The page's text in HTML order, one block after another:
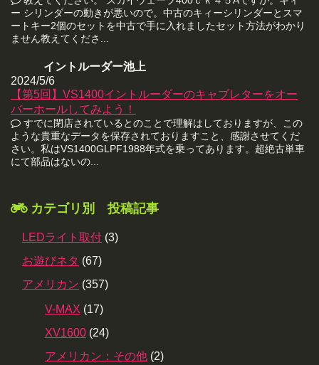
ー シリンダーの動きが悪いので。中古のキィーシリンダーとスマ
ートキー2個のセットを中古で手に入れましたセット方法がわかり
ません教えてくださ...
イントルーダー池上
2024/5/6
【第5回】VS1400イントルーダーのキャブレターをオー
バーホールしてみよう！
すでに閉店されているとのことで理解はしておりますが、この
ような貴重なデータを保存されておりますこと、感謝させてくだ
さい。私はVS1400GLPF1988年式を乗ってあります。超絶古単車
にて部品はないの...
カテゴリ別 投稿記事
LEDライト取付 (3)
お遊びネタ (67)
アメリカン (357)
V-MAX (17)
XV1600 (24)
アメリカン：その他 (2)